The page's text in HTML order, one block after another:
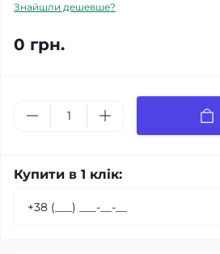
Знайшли дешевше?
0 грн.
Купити в 1 клік: